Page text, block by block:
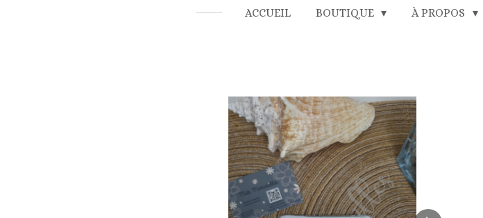
ACCUEIL BOUTIQUE À PROPOS